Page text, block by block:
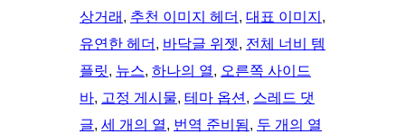
상거래 , 추천 이미지 헤더 , 대표 이미지
유연한 헤더 , 바닥글 위젯, 전체 너비 템
플릿, 뉴스, 하나의 열, 오른쪽 사이드
바, 고정 게시물, 테마 옵션 , 스레드 댓
글, 세 개의 열, 번역 준비됨, 두 개의 열